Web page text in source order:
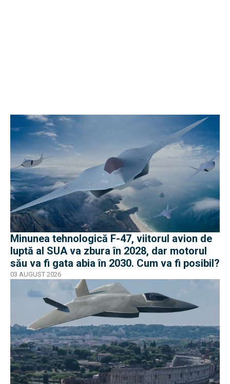
Minunea tehnologică F-47, viitorul avion de
luptă al SUA va zbura în 2028, dar motorul
său va fi gata abia în 2030. Cum va fi posibil?
03 AUGUST 2026